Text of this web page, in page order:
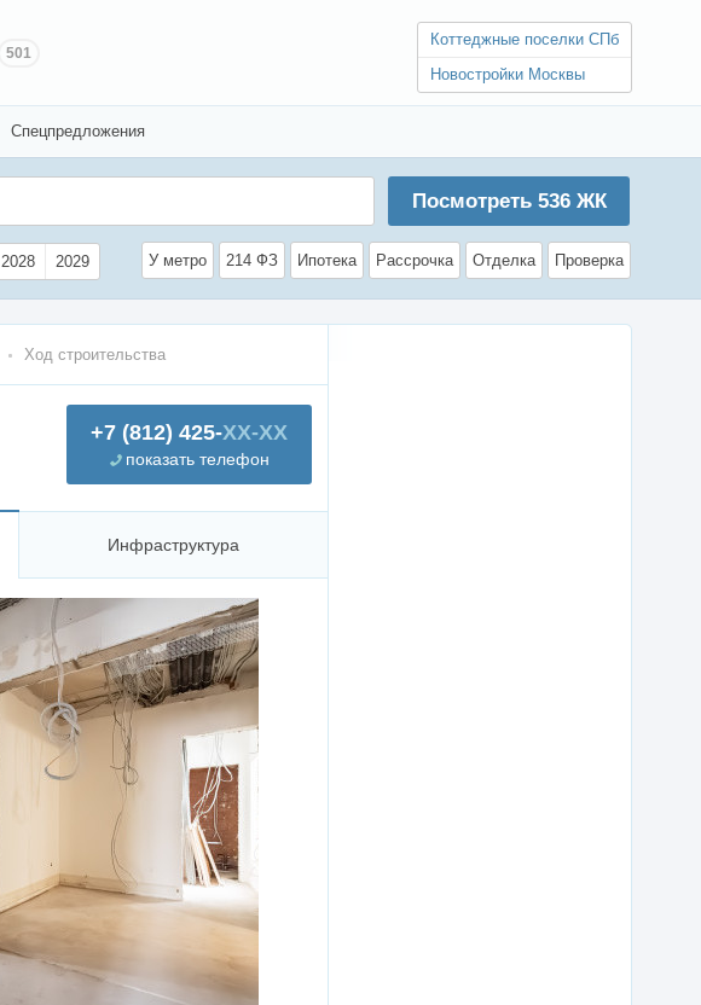
501
Коттеджные поселки СПб
Новостройки Москвы
Спецпредложения
Посмотреть 536ЖК
2028 2029 У метро 214 ФЗ Ипотека Рассрочка Отделка Проверка
Ход строительства
+7 (812) 425-XX-XX
показать телефон
Инфраструктура